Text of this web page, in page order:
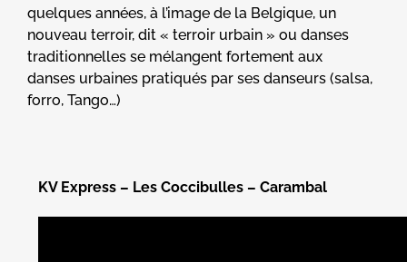
quelques années, à l’image de la Belgique, un
nouveau terroir, dit « terroir urbain » ou danses
traditionnelles se mélangent fortement aux
danses urbaines pratiqués par ses danseurs (salsa,
forro, Tango…)
KV Express – Les Coccibulles – Carambal